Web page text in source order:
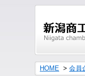
HOME > 会員